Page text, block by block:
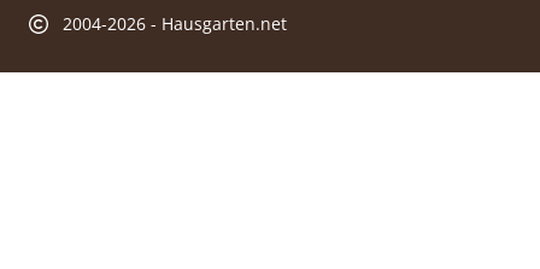
2004-2026 - Hausgarten.net